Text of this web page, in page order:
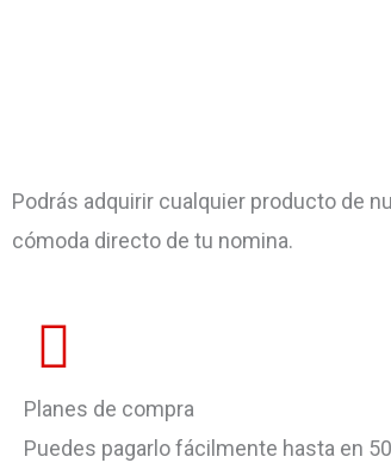
Podrás adquirir cualquier producto de
cómoda directo de tu nomina.
Planes de compra
Puedes pagarlo fácilmente hasta en